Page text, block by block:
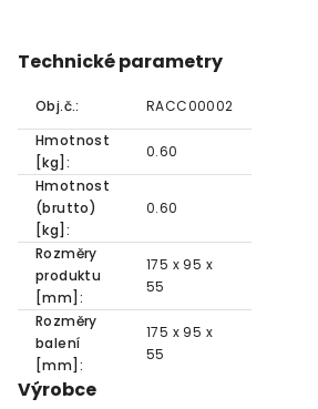
Technické parametry
Obj.č.:
RACC00002
Hmotnost
[kg]:
0.60
Hmotnost
(brutto)
[kg]:
0.60
Rozměry
produktu
[mm]:
175 x 95 x
55
Rozměry
balení
[mm]:
175 x 95 x
55
Výrobce